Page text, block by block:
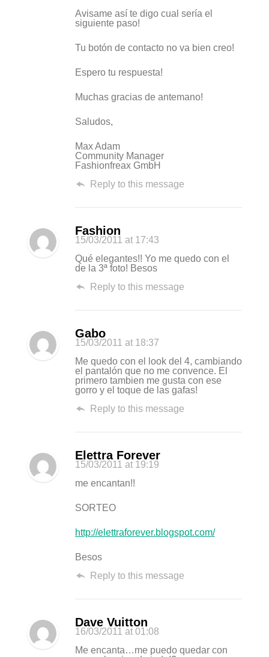
Avisame así te digo cual sería el
siguiente paso!
Tu botón de contacto no va bien creo!
Espero tu respuesta!
Muchas gracias de antemano!
Saludos,
Max Adam
Community Manager
Fashionfreax GmbH
Reply to this message
Fashion
15/03/2011 at 17:43
Qué elegantes!! Yo me quedo con el
de la 3ª foto! Besos
Reply to this message
Gabo
15/03/2011 at 18:37
Me quedo con el look del 4, cambiando
el pantalón que no me convence. El
primero tambien me gusta con ese
gorro y el toque de las gafas!
Reply to this message
Elettra Forever
15/03/2011 at 19:19
me encantan!!
SORTEO
http://elettraforever.blogspot.com/
Besos
Reply to this message
Dave Vuitton
16/03/2011 at 01:08
Me encanta…me puedo quedar con